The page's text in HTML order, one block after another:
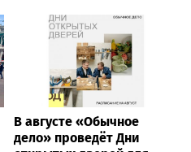
В августе «Обычное
дело» проведёт Дни